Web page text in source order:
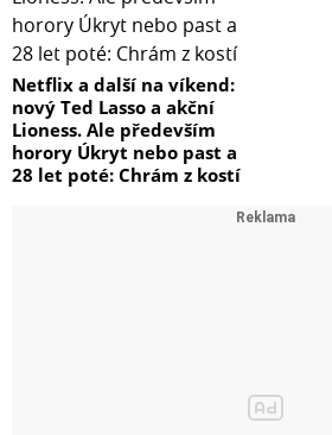
Netflix a další na víkend:
nový Ted Lasso a akční
Lioness. Ale především
horory Úkryt nebo past a
28 let poté: Chrám z kostí